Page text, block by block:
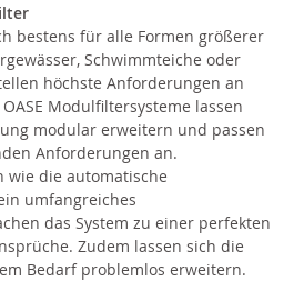
bestens für alle Formen größerer
Schwimmteiche oder
höchste Anforderungen an
Modulfiltersysteme lassen
modular erweitern und passen
Anforderungen an.
wie die automatische
umfangreiches
das System zu einer perfekten
Zudem lassen sich die
Bedarf problemlos erweitern.